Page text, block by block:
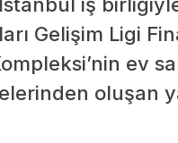
Gelişim Ligi
ev
oluşan